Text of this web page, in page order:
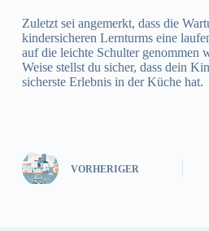
Zuletzt sei angemerkt, dass die
kindersicheren Lernturms eine
auf die leichte Schulter genommen
Weise stellst du sicher, dass dein
sicherste Erlebnis in der Küche hat.
VORHERIGER